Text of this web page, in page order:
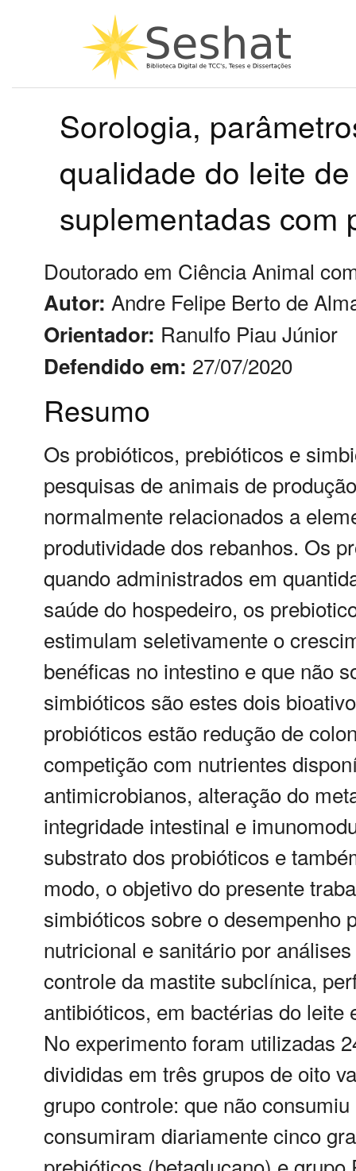
Sorologia,
qualidade do leite
suplementadas com
Doutorado em Ciência Animal
Autor: Andre Felipe Berto de
Orientador: Ranulfo Piau Júnior
Defendido em: 27/07/2020
Resumo
Os probióticos, prebióticos e
pesquisas de animais de
normalmente relacionados a
produtividade dos rebanhos. Os
quando administrados em
saúde do hospedeiro, os
estimulam seletivamente o
benéficas no intestino e que não
simbióticos são estes dois
probióticos estão redução de
competição com nutrientes
antimicrobianos, alteração do
integridade intestinal e
substrato dos probióticos e
modo, o objetivo do presente
simbióticos sobre o desempenho
nutricional e sanitário por
controle da mastite subclínica,
antibióticos, em bactérias do
No experimento foram utilizadas
divididas em três grupos de oito
grupo controle: que não
consumiram diariamente cinco